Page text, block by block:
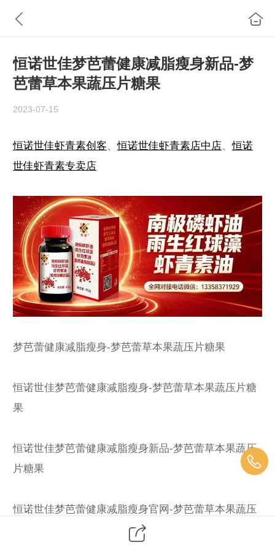
恒诺世佳梦芭蕾健康减脂瘦身新品-梦
芭蕾草本果蔬压片糖果
2023-07-15
恒诺世佳虾青素创客、恒诺世佳虾青素店中店、恒诺
世佳虾青素专卖店
梦芭蕾健康减脂瘦身-梦芭蕾草本果蔬压片糖果
恒诺世佳梦芭蕾健康减脂瘦身-梦芭蕾草本果蔬压片糖
果
恒诺世佳梦芭蕾健康减脂瘦身新品-梦芭蕾草本果蔬压
片糖果
恒诺世佳梦芭蕾健康减脂瘦身官网-梦芭蕾草本果蔬压